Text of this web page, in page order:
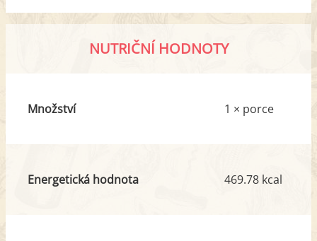
NUTRIČNÍ HODNOTY
Množství 1 × porce
Energetická hodnota 469.78 kcal